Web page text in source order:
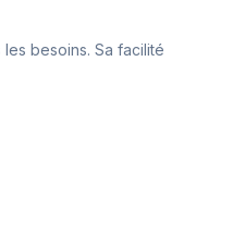
besoins. Sa facilité